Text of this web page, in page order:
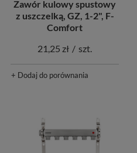
Zawór kulowy spustowy
z uszczelką, GZ, 1-2", F-
Comfort
21,25 zł / szt.
+ Dodaj do porównania